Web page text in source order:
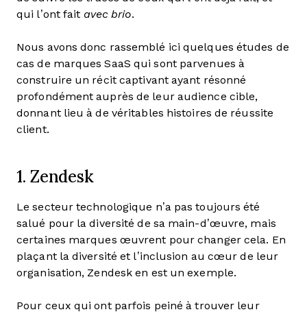
qui l’ont fait avec brio.
Nous avons donc rassemblé ici quelques études de
cas de marques SaaS qui sont parvenues à
construire un récit captivant ayant résonné
profondément auprès de leur audience cible,
donnant lieu à de véritables histoires de réussite
client.
1. Zendesk
Le secteur technologique n’a pas toujours été
salué pour la diversité de sa main-d’œuvre, mais
certaines marques œuvrent pour changer cela. En
plaçant la diversité et l’inclusion au cœur de leur
organisation, Zendesk en est un exemple.
Pour ceux qui ont parfois peiné à trouver leur